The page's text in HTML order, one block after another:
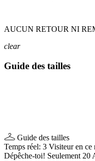
AUCUN RETOUR NI
clear
Guide des tailles
Guide des tailles
Temps réel: 3 Visiteur en ce
Dépêche-toi! Seulement 20